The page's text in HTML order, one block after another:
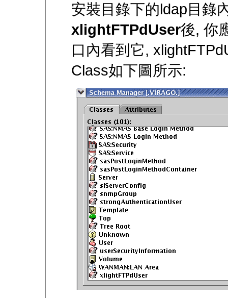
安裝目錄下的ldap目錄
xlightFTPdUser後, 你
口內看到它,
Class如下圖所示: